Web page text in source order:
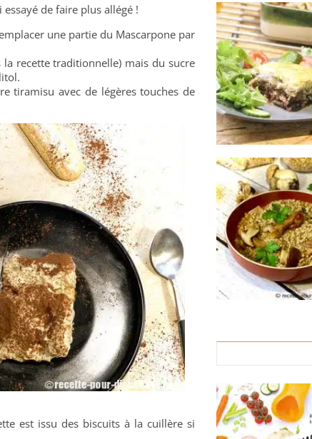
de faire plus allégé !
une partie du Mascarpone par
la recette traditionnelle) mais du sucre
tiramisu avec de légères touches de
est issu des biscuits à la cuillère si